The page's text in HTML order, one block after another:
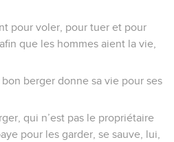
pour voler, pour tuer et pour
que les hommes aient la vie,
berger donne sa vie pour ses
qui n’est pas le propriétaire
pour les garder, se sauve, lui,